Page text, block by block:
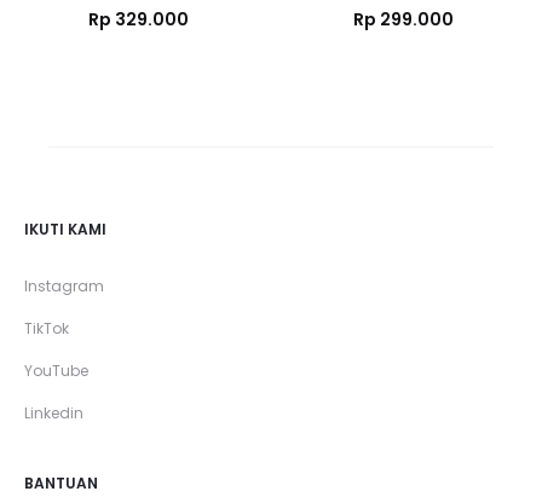
Rp 329.000 Rp 299.000
IKUTI KAMI
Instagram
TikTok
YouTube
Linkedin
BANTUAN